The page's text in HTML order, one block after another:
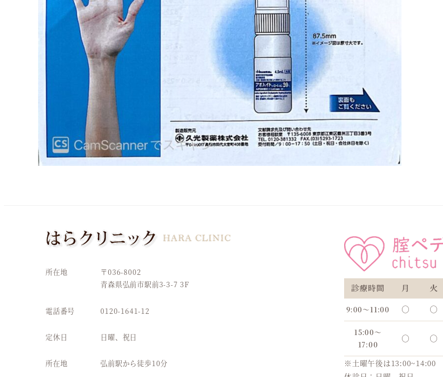
所在地
〒036-8002
青森県弘前市駅前3-3-7 3F
電話番号 0120-1641-12
定休日 日曜、祝日
所在地 弘前駅から徒歩10分
診療時間 月 火
9:00〜11:00 ○ ○
15:00〜
17:00
○ ○
※土曜午後は13:00~14:00